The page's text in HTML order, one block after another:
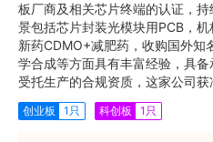
景包括芯片封装光模块用
公司
板厂商及相关芯片终端的认证，
景包括芯片封装光模块用PCB，
新药CDMO+减肥药，收购国外知
学合成等方面具有丰富经验，具
受托生产的合规资质，这家公司获
创业板 1只 科创板 1只